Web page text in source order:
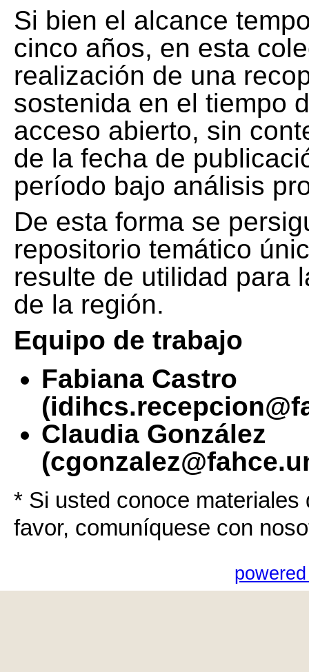
Si bien el alcance
cinco años, en esta
realización de una
sostenida en el tiempo
acceso abierto, sin
de la fecha de
período bajo análisis
De esta forma se
repositorio temático
resulte de utilidad para
de la región.
Equipo de trabajo
Fabiana Castro
Claudia González
* Si usted conoce
favor, comuníquese con